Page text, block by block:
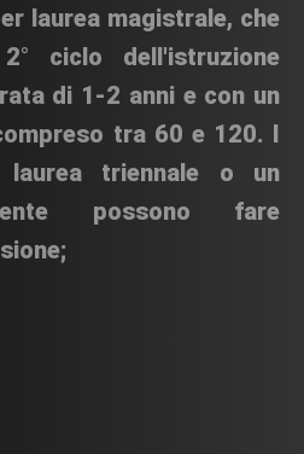
laurea magistrale, che
ciclo dell'istruzione
di 1-2 anni e con un
tra 60 e 120. I
triennale o un
possono fare